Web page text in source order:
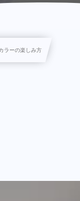
ラーの楽しみ方